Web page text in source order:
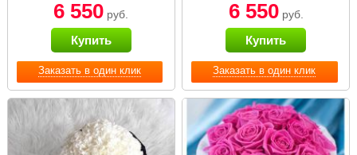
Заказать в один клик
бабблс» в белой
коробке Small
6 550 руб.
Купить
Заказать в один клик
бабблс» в
черной коробке
Small
6 550руб.
Купить